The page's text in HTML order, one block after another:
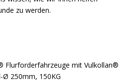
zu werden.
Flurforderfahrzeuge mit Vulkollan®
Ø 250mm, 150KG